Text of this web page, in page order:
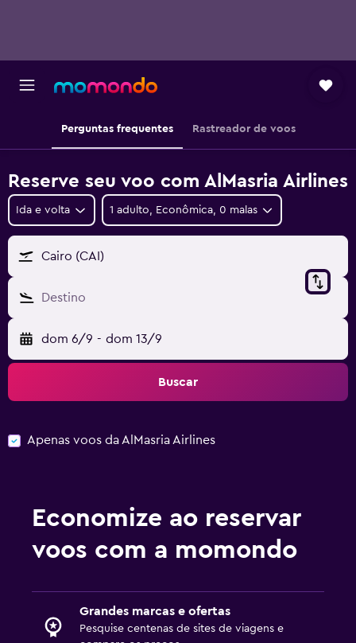
Perguntas frequentes Rastreador de voos
Reserve seu voo com AlMasria Airlines
Ida e volta 1 adulto, Econômica, 0 malas
Cairo (CAI)
Destino
dom 6/9 - dom 13/9
Buscar
Apenas voos da AlMasria Airlines
Economize ao reservar
voos com a momondo
Grandes marcas e ofertas
Pesquise centenas de sites de viagens e